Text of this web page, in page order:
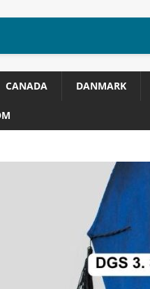
CANADA DANMARK